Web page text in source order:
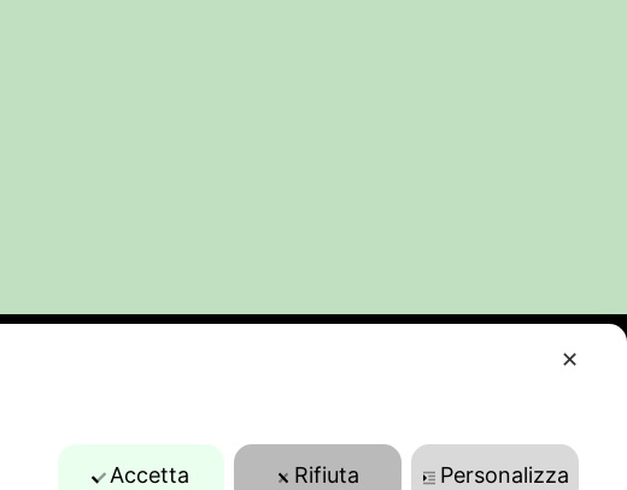
✕
Accetta Rifiuta Personalizza